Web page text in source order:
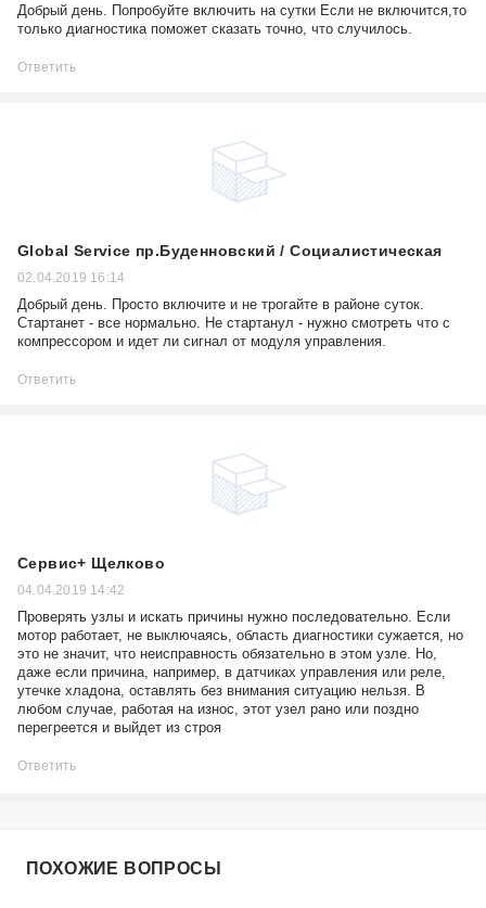
Добрый день. Попробуйте включить на сутки Если не включится,то
только диагностика поможет сказать точно, что случилось.
Ответить
Global Service пр.Буденновский / Социалистическая
02.04.2019 16:14
Добрый день. Просто включите и не трогайте в районе суток.
Стартанет - все нормально. Не стартанул - нужно смотреть что с
компрессором и идет ли сигнал от модуля управления.
Ответить
Сервис+ Щелково
04.04.2019 14:42
Проверять узлы и искать причины нужно последовательно. Если
мотор работает, не выключаясь, область диагностики сужается, но
это не значит, что неисправность обязательно в этом узле. Но,
даже если причина, например, в датчиках управления или реле,
утечке хладона, оставлять без внимания ситуацию нельзя. В
любом случае, работая на износ, этот узел рано или поздно
перегреется и выйдет из строя
Ответить
ПОХОЖИЕ ВОПРОСЫ